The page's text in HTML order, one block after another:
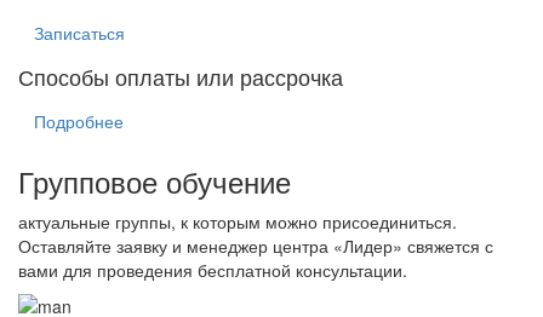
Записаться
Способы оплаты или рассрочка
Подробнее
Групповое обучение
актуальные группы, к которым можно присоединиться.
Оставляйте заявку и менеджер центра «Лидер» свяжется с
вами для проведения бесплатной консультации.